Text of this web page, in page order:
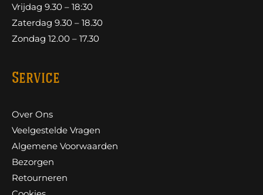
Vrijdag 9.30 – 18:30
Zaterdag 9.30 – 18.30
Zondag 12.00 – 17.30
Service
Over Ons
Veelgestelde Vragen
Algemene Voorwaarden
Bezorgen
Retourneren